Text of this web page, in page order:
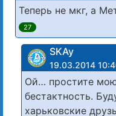
Теперь не мкг, а
27
SKAy
19.03.2014
Ой… простите
бестактность.
харьковские